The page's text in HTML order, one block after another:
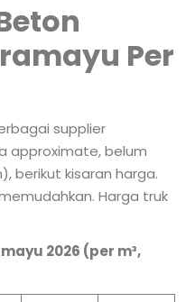
Per
supplier
approximate, belum
berikut kisaran harga.
Harga truk
2026 (per m³,